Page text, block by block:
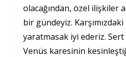
olacağından, özel ilişkiler
bir gündeyiz.
yaratmasak iyi ederiz.
Venüs karesinin